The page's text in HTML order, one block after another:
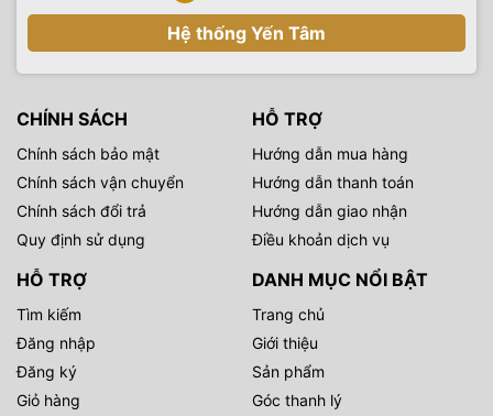
Hệ thống Yến Tâm
CHÍNH SÁCH
Chính sách bảo mật
Chính sách vận chuyển
Chính sách đổi trả
Quy định sử dụng
HỖ TRỢ
Hướng dẫn mua hàng
Hướng dẫn thanh toán
Hướng dẫn giao nhận
Điều khoản dịch vụ
HỖ TRỢ
Tìm kiếm
Đăng nhập
Đăng ký
Giỏ hàng
DANH MỤC NỔI BẬT
Trang chủ
Giới thiệu
Sản phẩm
Góc thanh lý